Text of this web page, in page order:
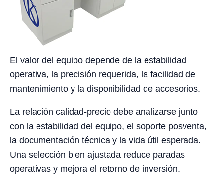
El valor del equipo depende de la estabilidad
operativa, la precisión requerida, la facilidad de
mantenimiento y la disponibilidad de accesorios.
La relación calidad-precio debe analizarse junto
con la estabilidad del equipo, el soporte posventa,
la documentación técnica y la vida útil esperada.
Una selección bien ajustada reduce paradas
operativas y mejora el retorno de inversión.